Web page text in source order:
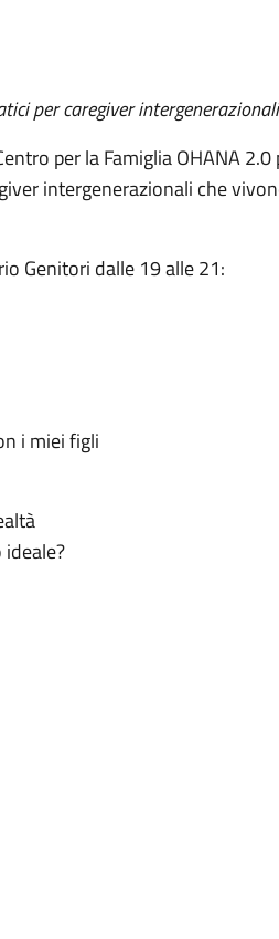
per caregiver intergenerazionali
per la Famiglia OHANA
intergenerazionali che
Genitori dalle 19 alle 21:
i miei figli